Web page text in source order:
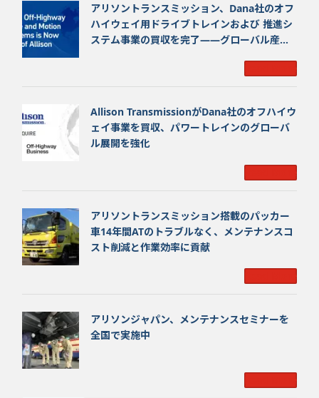
アリソントランスミッション、Dana社のオフ
ハイウェイ用ドライブトレインおよび 推進シ
ステム事業の買収を完了——グローバル産業
Read More
Allison TransmissionがDana社のオフハイウ
ェイ事業を買収、パワートレインのグローバ
ル展開を強化
Read More
アリソントランスミッション搭載のパッカー
車 14年間ATのトラブルなく、メンテナンスコ
スト削減と作業効率に貢献
Read More
アリソンジャパン、メンテナンスセミナーを
全国で実施中
Read More